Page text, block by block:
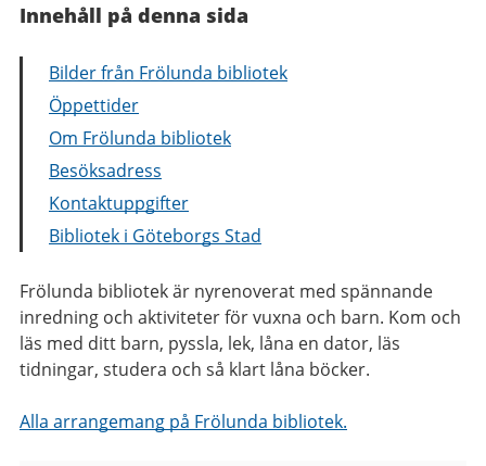
Innehåll på denna sida
Bilder från Frölunda bibliotek
Öppettider
Om Frölunda bibliotek
Besöksadress
Kontaktuppgifter
Bibliotek i Göteborgs Stad
Frölunda bibliotek är nyrenoverat med spännande
inredning och aktiviteter för vuxna och barn. Kom och
läs med ditt barn, pyssla, lek, låna en dator, läs
tidningar, studera och så klart låna böcker.
Alla arrangemang på Frölunda bibliotek.